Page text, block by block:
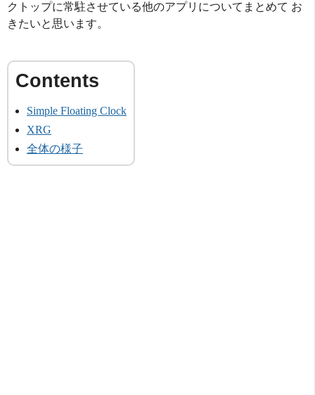
クトップに常駐させている他のアプリについてまとめて お
きたいと思います。
Simple Floating Clock
XRG
全体の様子